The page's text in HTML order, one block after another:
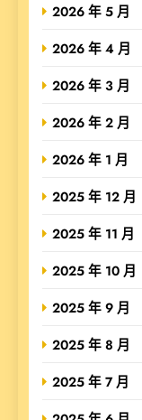
2026 年 5 月
2026 年 4 月
2026 年 3 月
2026 年 2 月
2026 年 1 月
2025 年 12 月
2025 年 11 月
2025 年 10 月
2025 年 9 月
2025 年 8 月
2025 年 7 月